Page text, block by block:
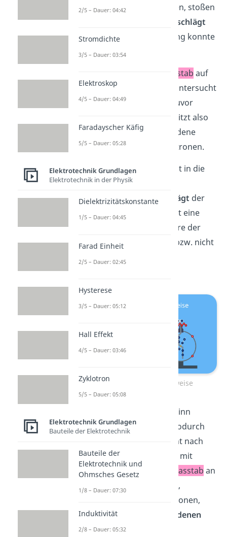
gleichen Ladungen besitzen, stoßen
schlägt
aus. Eine elektrische Ladung konnte
nachgewiesen werden.
Glasstab auf
seine elektrische Ladung untersucht
werden. Dafür wurde er zuvor
negativ aufgeladen. Er besitzt also
überwiegend negativ geladene
Teilchen, sogenannte Elektronen.
Wenn du denGlasstab
jetzt in die
Nähe des Metalltellers des
Elektroskops bringst,
schlägt der
Metallzeigeraus
— es zeigt eine
elektrische Ladung an. Wäre der
Glasstabneutral geladen bzw. nicht
aufgeladen, hätte sich der
Elektroskop Funktionsweise
Das Elektroskop ist zu Beginn
immerneutral geladen
, wodurch
senkrecht nach
unten steht. Wenn du dich mit
demnegativgeladenen Glasstab an
den
annäherst,
verschieben sich die Elektronen,
aber auch die
positiv geladenen
Protonenim Elektroskop.
2/5 – Dauer: 04:42
Stromdichte
3/5 – Dauer: 03:54
Elektroskop
4/5 – Dauer: 04:49
Faradayscher Käfig
5/5 – Dauer: 05:28
Elektrotechnik Grundlagen
Elektrotechnik in der Physik
Dielektrizitätskonstante
1/5 – Dauer: 04:45
Farad Einheit
2/5 – Dauer: 02:45
Hysterese
3/5 – Dauer: 05:12
Hall Effekt
4/5 – Dauer: 03:46
Zyklotron
5/5 – Dauer: 05:08
Elektrotechnik Grundlagen
Bauteile der Elektrotechnik
Bauteile der
Elektrotechnik und
Ohmsches Gesetz
1/8 – Dauer: 07:30
Induktivität
2/8 – Dauer: 05:32